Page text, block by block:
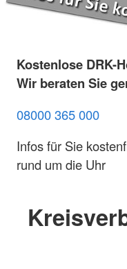
Kostenlose DRK-
Wir beraten Sie
08000 365 000
Infos für Sie
rund um die Uhr